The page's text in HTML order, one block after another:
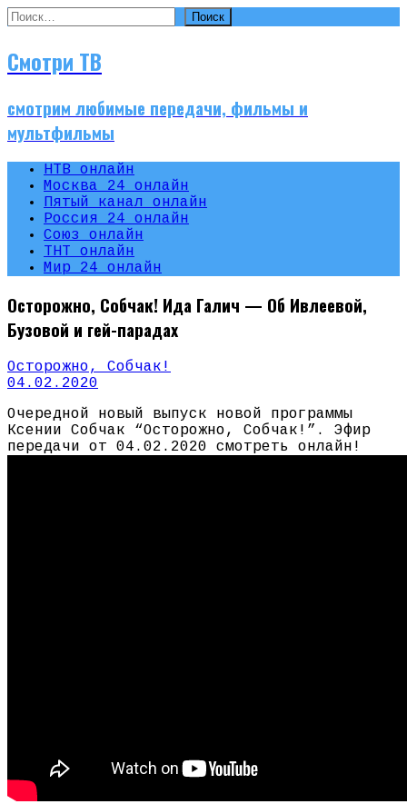
Найти:
Смотри ТВ
смотрим любимые передачи, фильмы и
мультфильмы
НТВ онлайн
Москва 24 онлайн
Пятый канал онлайн
Россия 24 онлайн
Союз онлайн
ТНТ онлайн
Мир 24 онлайн
Осторожно, Собчак! Ида Галич — Об Ивлеевой,
Бузовой и гей-парадах
Осторожно, Собчак!
04.02.2020
Очередной новый выпуск новой программы
Ксении Собчак “Осторожно, Собчак!”. Эфир
передачи от 04.02.2020 смотреть онлайн!